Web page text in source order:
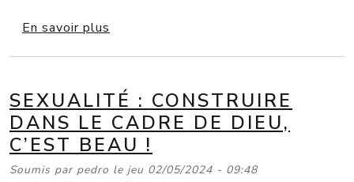
En savoir plus
SEXUALITÉ : CONSTRUIRE
DANS LE CADRE DE DIEU,
C’EST BEAU !
Soumis par pedro le jeu 02/05/2024 - 09:48